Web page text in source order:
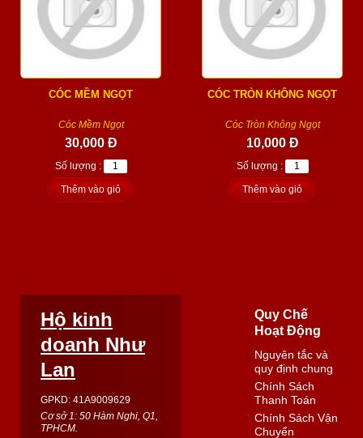
CÓC MỀM NGỌT
Cóc Mềm Ngọt
30,000 Đ
Số lượng :
Thêm vào giỏ
CÓC TRÒN KHÔNG NGỌT
Cóc Tròn Không Ngọt
10,000 Đ
Số lượng :
Thêm vào giỏ
Hộ kinh
doanh Như
Lan
GPKD: 41A9009629
Cơ sở 1: 50 Hàm Nghi, Q1,
TPHCM.
Quy Chế
Hoạt Động
Nguyên tắc và
quy định chung
Chính Sách
Thanh Toán
Chính Sách Vận
Chuyển